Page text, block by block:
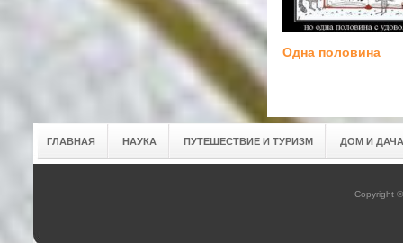
Одна половина
ГЛАВНАЯ НАУКА ПУТЕШЕСТВИЕ И ТУРИЗМ ДОМ И ДАЧА
Copyright